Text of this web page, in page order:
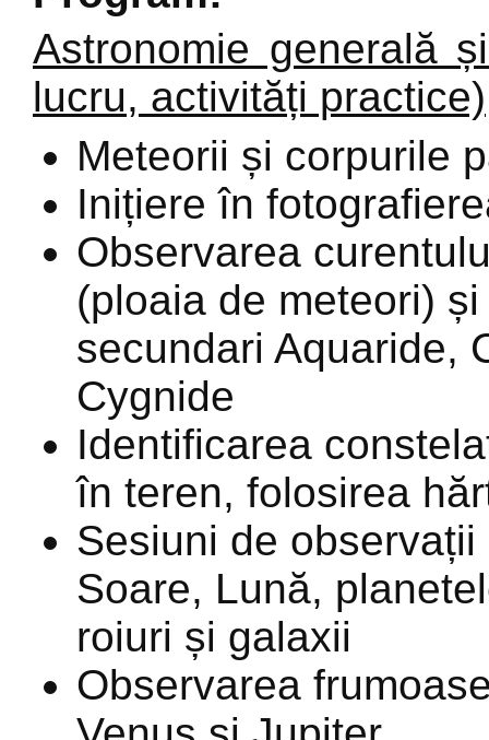
Astronomie generală
lucru, activități practice)
Meteorii și corpurile
Inițiere în
Observarea
(ploaia de meteori)
secundari Aquaride,
Cygnide
Identificarea
în teren, folosirea
Sesiuni de
Soare, Lună,
roiuri și galaxii
Observarea